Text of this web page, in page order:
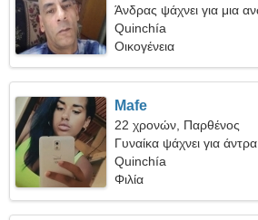
Άνδρας ψάχνει για μια
Quinchía
Οικογένεια
Mafe
22 χρονών, Παρθένος
Γυναίκα ψάχνει για
Quinchía
Φιλία